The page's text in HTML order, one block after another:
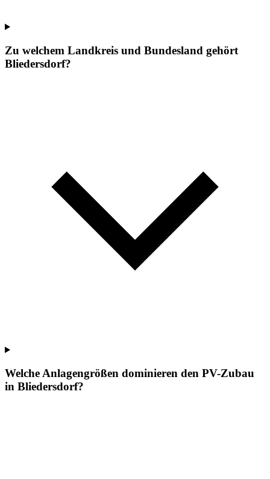
Zu welchem Landkreis und Bundesland gehört
Bliedersdorf?
Welche Anlagengrößen dominieren den PV-Zubau
in Bliedersdorf?